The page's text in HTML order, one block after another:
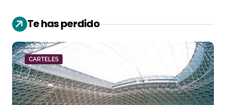
Te has perdido
CARTELES